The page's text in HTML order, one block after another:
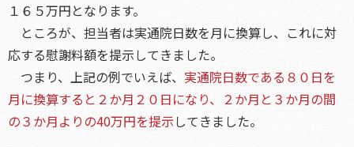
１６５万円となります。
ところが、担当者は実通院日数を月に換算し、これに対
応する慰謝料額を提示してきました。
つまり、上記の例でいえば、 実通院日数である８０日を
月に換算すると２か月２０日になり、２か月と３か月の間
の３か月よりの40万円を提示してきました。